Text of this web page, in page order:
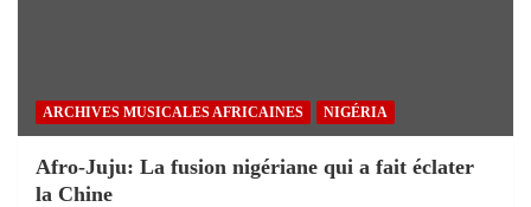
ARCHIVES MUSICALES AFRICAINES NIGÉRIA
Afro-Juju: La fusion nigériane qui a fait éclater
la Chine